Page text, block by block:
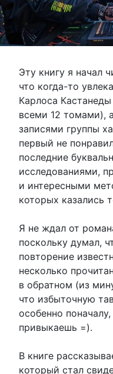
Эту книгу я начал
что когда-то
Карлоса
всеми 12 томами),
записями группы
первый не
последние
исследованиями,
и интересными
которых казались
Я не ждал от
поскольку думал,
повторение
несколько
в обратном (из
что избыточную
особенно
привыкаешь =).
В книге
который стал